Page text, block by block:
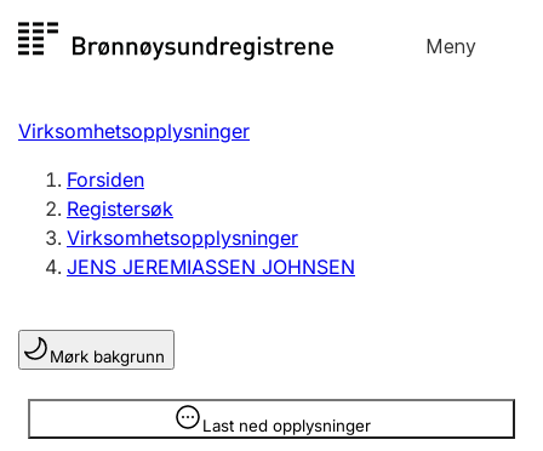
til
Meny
Registersøk
Aksjeselskap
Enkeltpersonforetak
Registrere, endre, slette
Lag og forening
Registrere, endre, slette
Virksomhetsopplysninger
Forsiden
Registersøk
Virksomhetsopplysninger
JENS JEREMIASSEN JOHNSEN
Mørk bakgrunn
Last ned opplysninger
Opplysninger er skjult